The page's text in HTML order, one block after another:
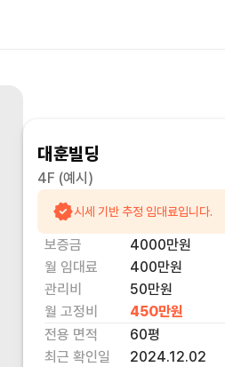
대훈빌딩
4F (예시)
시세 기반 추정 임대료입니다.
보증금 4000만원
월 임대료
400만원
관리비
50만원
월 고정비
450만원
전용 면적
60평
최근 확인일
2024.12.02